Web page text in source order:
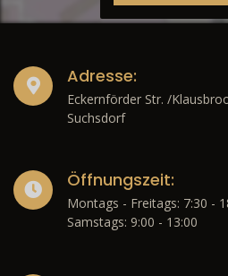
Adresse:
Eckernförder Str. /
Suchsdorf
Öffnungszeit:
Montags - Freitags: 7:30 -
Samstags: 9:00 - 13:00